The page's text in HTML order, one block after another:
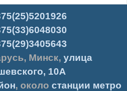
, Минск, улица
10А
, около станции метро